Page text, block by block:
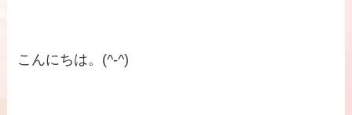
こんにちは。(^-^)